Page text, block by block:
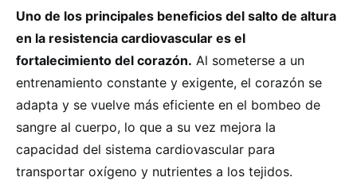
Uno de los principales beneficios del salto de altura
en la resistencia cardiovascular es el
fortalecimiento del corazón. Al someterse a un
entrenamiento constante y exigente, el corazón se
adapta y se vuelve más eficiente en el bombeo de
sangre al cuerpo, lo que a su vez mejora la
capacidad del sistema cardiovascular para
transportar oxígeno y nutrientes a los tejidos.